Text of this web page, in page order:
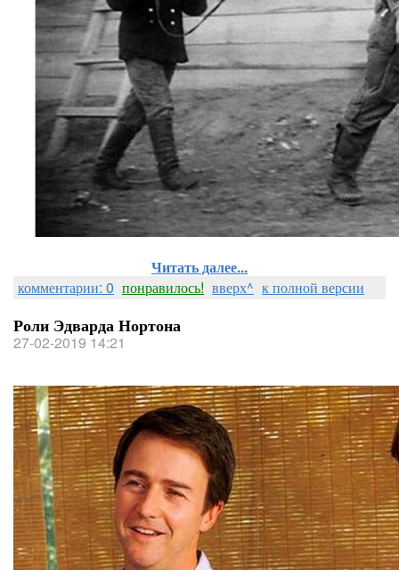
Читать далее...
комментарии: 0 понравилось! вверх^ к полной версии
Роли Эдварда Нортона
27-02-2019 14:21